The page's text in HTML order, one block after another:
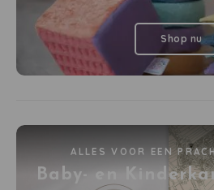
Shop nu
ALLES VOOR EEN
Baby- en